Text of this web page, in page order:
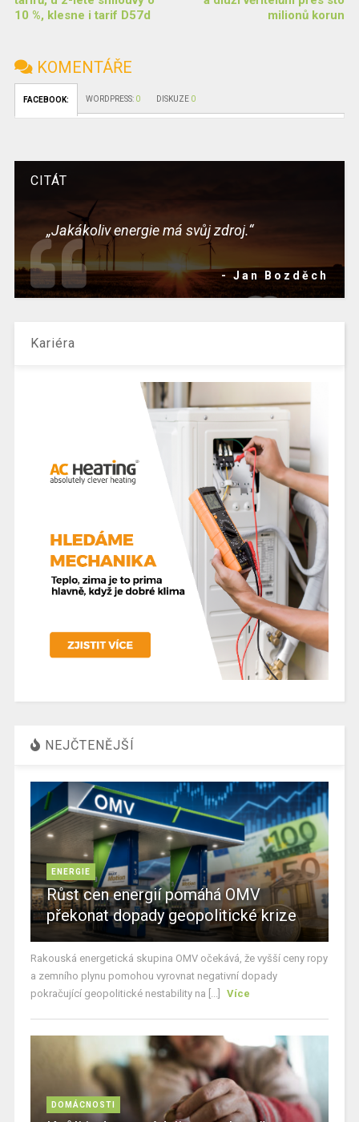
10 %, klesne i tarif D57d
milionů korun
KOMENTÁŘE
FACEBOOK: WORDPRESS: 0 DISKUZE 0
CITÁT
„Jakákoliv energie má svůj zdroj.“
- Jan Bozděch
Kariéra
NEJČTENĚJŠÍ
ENERGIE
Růst cen energií pomáhá OMV
překonat dopady geopolitické krize
Rakouská energetická skupina OMV očekává, že vyšší ceny ropy
a zemního plynu pomohou vyrovnat negativní dopady
pokračující geopolitické nestability na [...]
Více
DOMÁCNOSTI